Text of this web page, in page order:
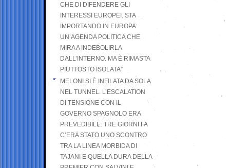
CHE DI DIFENDERE GLI
INTERESSI EUROPEI. STA
IMPORTANDO IN EUROPA
UN’AGENDA POLITICA CHE
MIRA A INDEBOLIRLA
DALL’INTERNO. MA È RIMASTA
PIUTTOSTO ISOLATA”
MELONI SI È INFILATA DA SOLA
NEL TUNNEL. L’ESCALATION
DI TENSIONE CON IL
GOVERNO SPAGNOLO ERA
PREVEDIBILE: TRE GIORNI FA
C’ERA STATO UNO SCONTRO
TRA LA LINEA MORBIDA DI
TAJANI E QUELLA DURA DELLA